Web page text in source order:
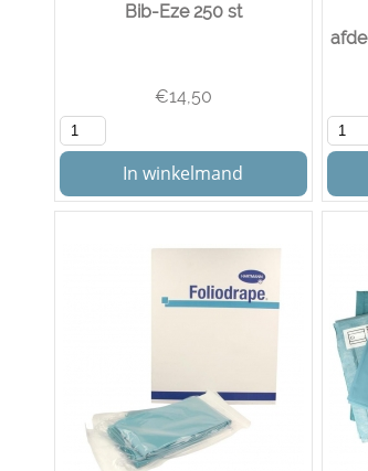
Bib-Eze 250 st
€14,50
In winkelmand